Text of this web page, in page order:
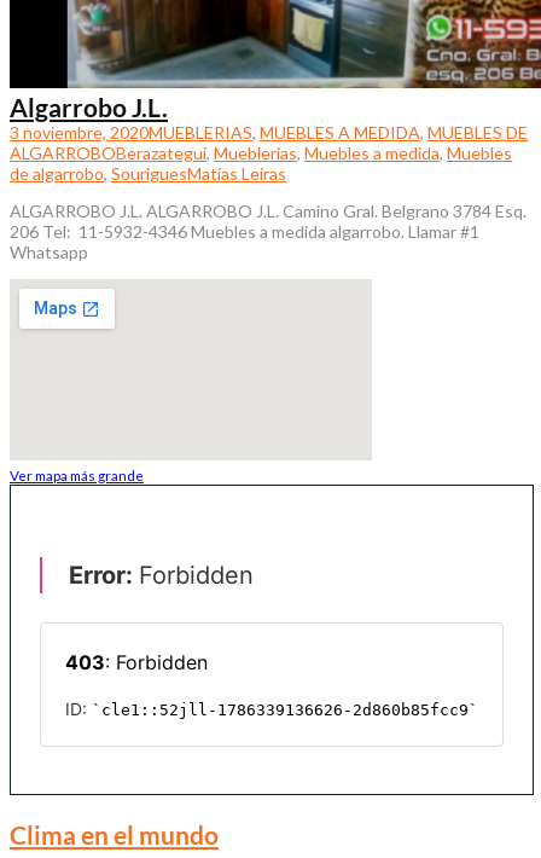
Algarrobo J.L.
3 noviembre, 2020MUEBLERIAS, MUEBLES A MEDIDA, MUEBLES DE
ALGARROBOBerazategui, Mueblerias, Muebles a medida, Muebles
de algarrobo, SouriguesMatías Leiras
ALGARROBO J.L. ALGARROBO J.L.​ Camino Gral. Belgrano 3784 Esq.
206 Tel: 11-5932-4346 Muebles a medida algarrobo. Llamar #1
Whatsapp
Ver mapa más grande
Clima en el mundo